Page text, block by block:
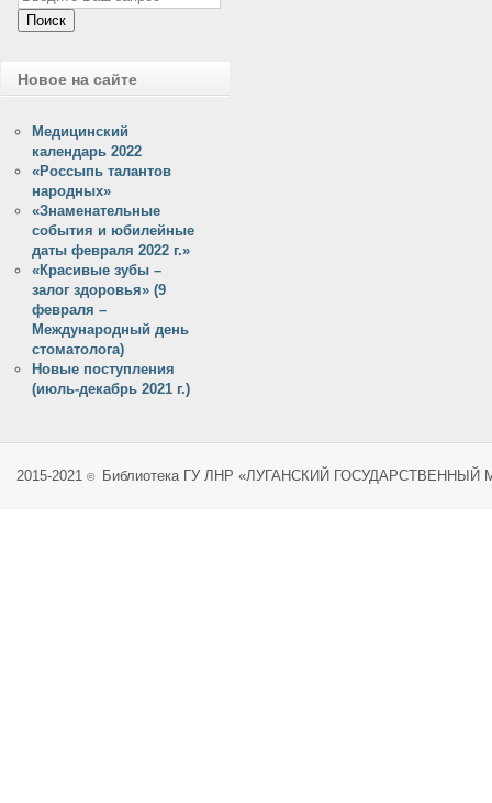
Поиск
Новое на сайте
Медицинский
календарь 2022
«Россыпь талантов
народных»
«Знаменательные
события и юбилейные
даты февраля 2022 г.»
«Красивые зубы –
залог здоровья» (9
февраля –
Международный день
стоматолога)
Новые поступления
(июль-декабрь 2021 г.)
2015-2021 © Библиотека ГУ ЛНР «ЛУГАНСКИЙ